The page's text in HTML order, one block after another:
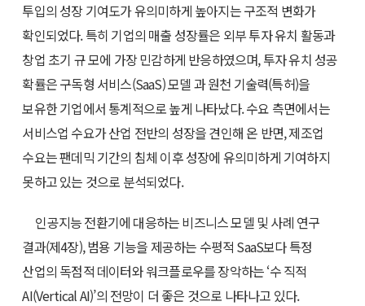
투입의 성장 기여도가 유의미하게 높아지는 구조적 변화가
확인되었다. 특히 기업의 매출 성장률은 외부 투자 유치 활동과
창업 초기 규 모에 가장 민감하게 반응하였으며, 투자 유치 성공
확률은 구독형 서비스(SaaS) 모델 과 원천 기술력(특허)을
보유한 기업에서 통계적으로 높게 나타났다. 수요 측면에서는
서비스업 수요가 산업 전반의 성장을 견인해 온 반면, 제조업
수요는 팬데믹 기간의 침체 이후 성장에 유의미하게 기여하지
못하고 있는 것으로 분석되었다.
인공지능 전환기에 대응하는 비즈니스 모델 및 사례 연구
결과(제4장), 범용 기능을 제공하는 수평적 SaaS보다 특정
산업의 독점적 데이터와 워크플로우를 장악하는 ‘수 직적
AI(Vertical AI)’의 전망이 더 좋은 것으로 나타나고 있다.